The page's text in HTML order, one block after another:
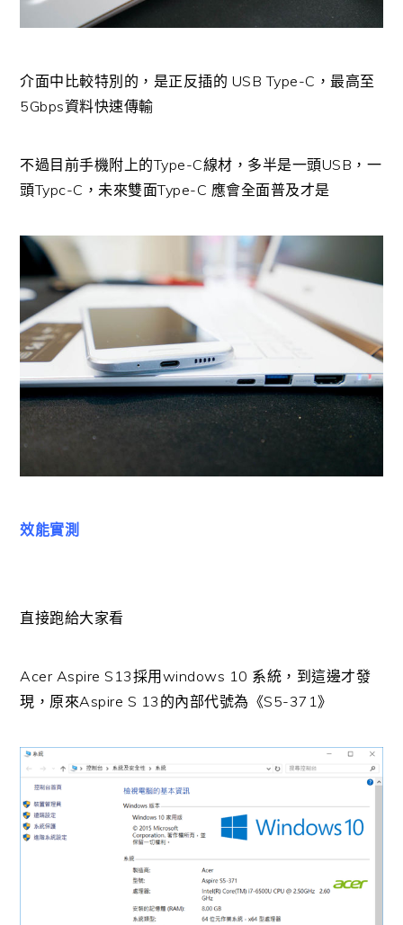
介面中比較特別的，是正反插的 USB Type-C，最高至
5Gbps資料快速傳輸
不過目前手機附上的Type-C線材，多半是一頭USB，一
頭Typc-C，未來雙面Type-C 應會全面普及才是
效能實測
直接跑給大家看
Acer Aspire S13採用windows 10 系統，到這邊才發
現，原來Aspire S 13的內部代號為《S5-371》